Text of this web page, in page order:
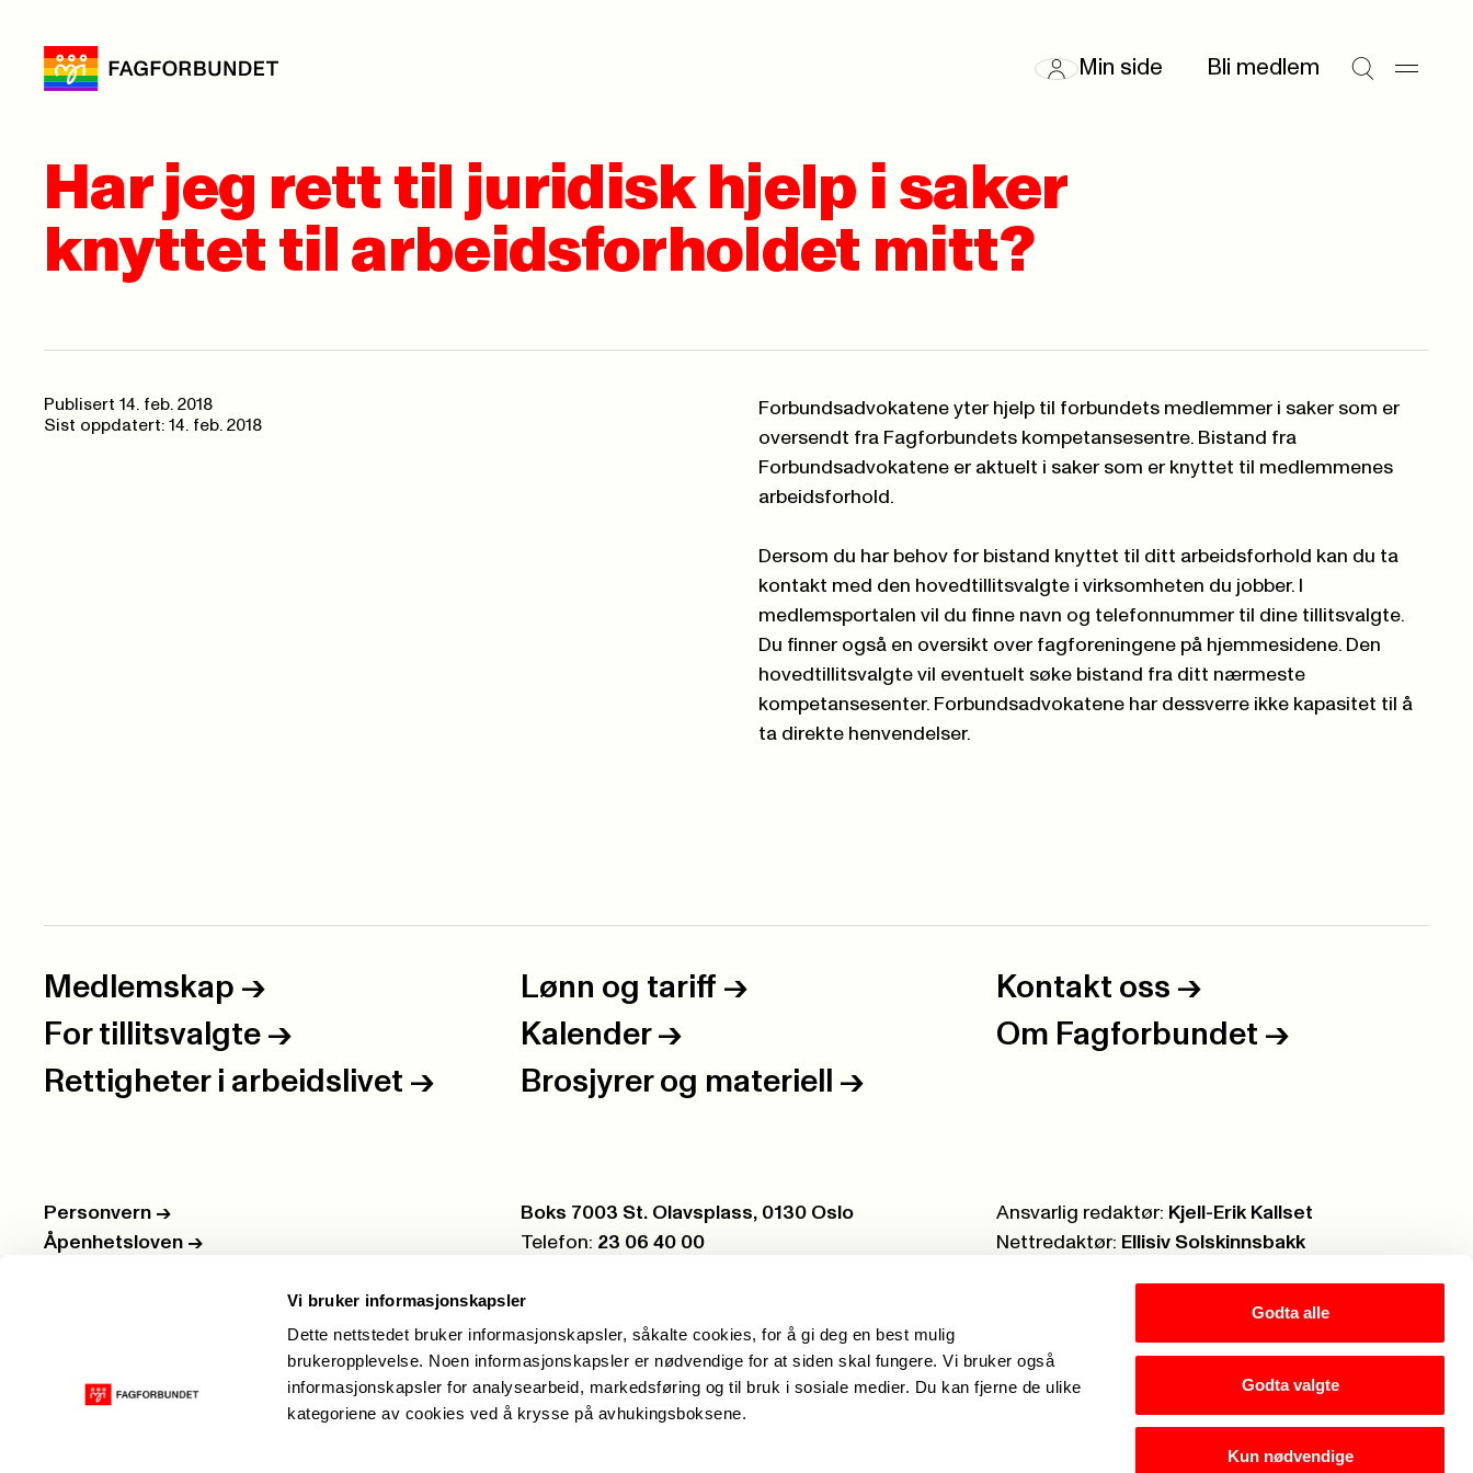
Vi bruker informasjonskapsler
Dette nettstedet bruker informasjonskapsler, såkalte cookies, for å gi deg en best mulig
brukeropplevelse. Noen informasjonskapsler er nødvendige for at siden skal fungere. Vi bruker også
informasjonskapsler for analysearbeid, markedsføring og til bruk i sosiale medier. Du kan fjerne de ulike
kategoriene av cookies ved å krysse på avhukingsboksene.
Godta alle
Godta valgte
Kun nødvendige
Min side Bli medlem
Har jeg rett til juridisk hjelp i saker
knyttet til arbeidsforholdet mitt?
Publisert 14. feb. 2018
Sist oppdatert: 14. feb. 2018
Forbundsadvokateneyter hjelp til forbundets medlemmer i saker som er
oversendt fra Fagforbundets kompetansesentre. Bistand fra
Forbundsadvokatene er aktuelt i saker som er knyttet til medlemmenes
arbeidsforhold.
Dersom du har behov for bistand knyttet til ditt arbeidsforhold kan du ta
kontakt med den hovedtillitsvalgte i virksomheten du jobber. I
medlemsportalen vil du finne navn og telefonnummer til dine tillitsvalgte.
Du finner også en oversikt over fagforeningene på hjemmesidene. Den
hovedtillitsvalgte vil eventuelt søke bistand fra ditt nærmeste
kompetansesenter. Forbundsadvokatene har dessverre ikke kapasitet til å
ta direkte henvendelser.
Medlemskap -> Lønn og tariff -> Kontakt oss ->
For tillitsvalgte -> Kalender -> Om Fagforbundet ->
Rettigheter i arbeidslivet -> Brosjyrer og materiell ->
Personvern ->
Åpenhetsloven ->
Postboks:
Boks 7003 St. Olavsplass, 0130 Oslo
Telefon: 23 06 40 00
Ansvarlig redaktør: Kjell-Erik Kallset
Nettredaktør: Ellisiv Solskinnsbakk